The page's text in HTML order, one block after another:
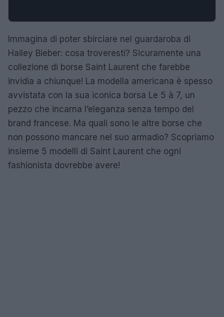
Immagina di poter sbirciare nel guardaroba di
Hailey Bieber: cosa troveresti? Sicuramente una
collezione di borse Saint Laurent che farebbe
invidia a chiunque! La modella americana è spesso
avvistata con la sua iconica borsa Le 5 à 7, un
pezzo che incarna l’eleganza senza tempo del
brand francese. Ma quali sono le altre borse che
non possono mancare nel suo armadio? Scopriamo
insieme 5 modelli di Saint Laurent che ogni
fashionista dovrebbe avere!